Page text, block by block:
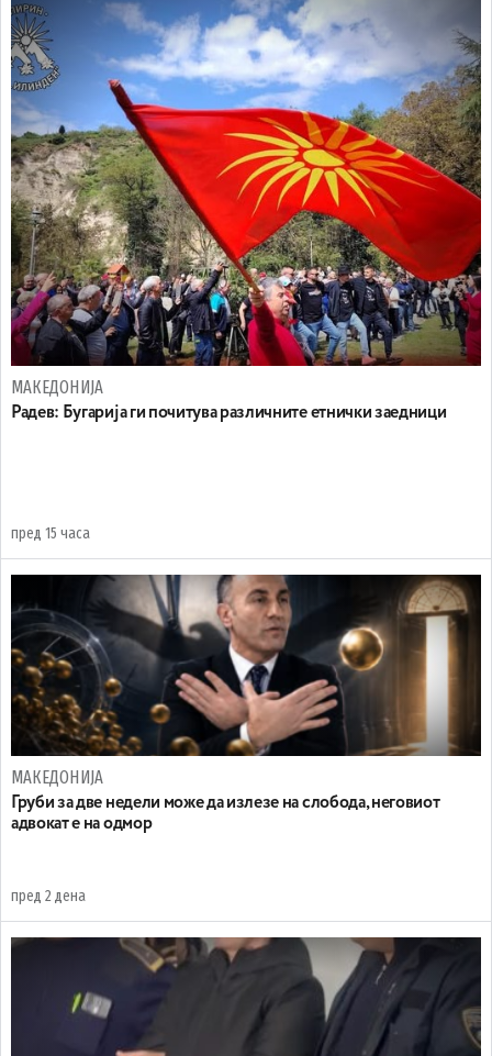
МАКЕДОНИЈА
Радев: Бугарија ги почитува различните етнички заедници
пред 15 часа
МАКЕДОНИЈА
Груби за две недели може да излезе на слобода, неговиот
адвокат е на одмор
пред 2 дена